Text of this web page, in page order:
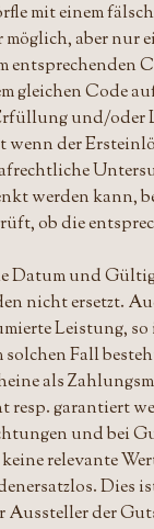
mit einem
aber
gleichen Code
und/
wenn der
werden
ob die
Datum und
nicht ersetzt.
Leistung,
Fall
als
garantiert
und bei
relevante
der